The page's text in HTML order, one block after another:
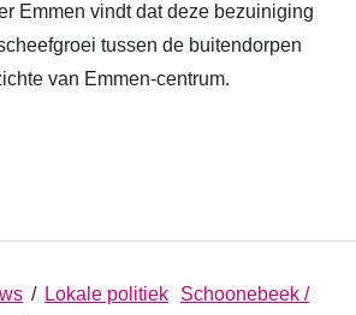
Emmen vindt dat deze bezuiniging
tussen de buitendorpen
van Emmen-centrum.
/ Lokale politiek
Schoonebeek /